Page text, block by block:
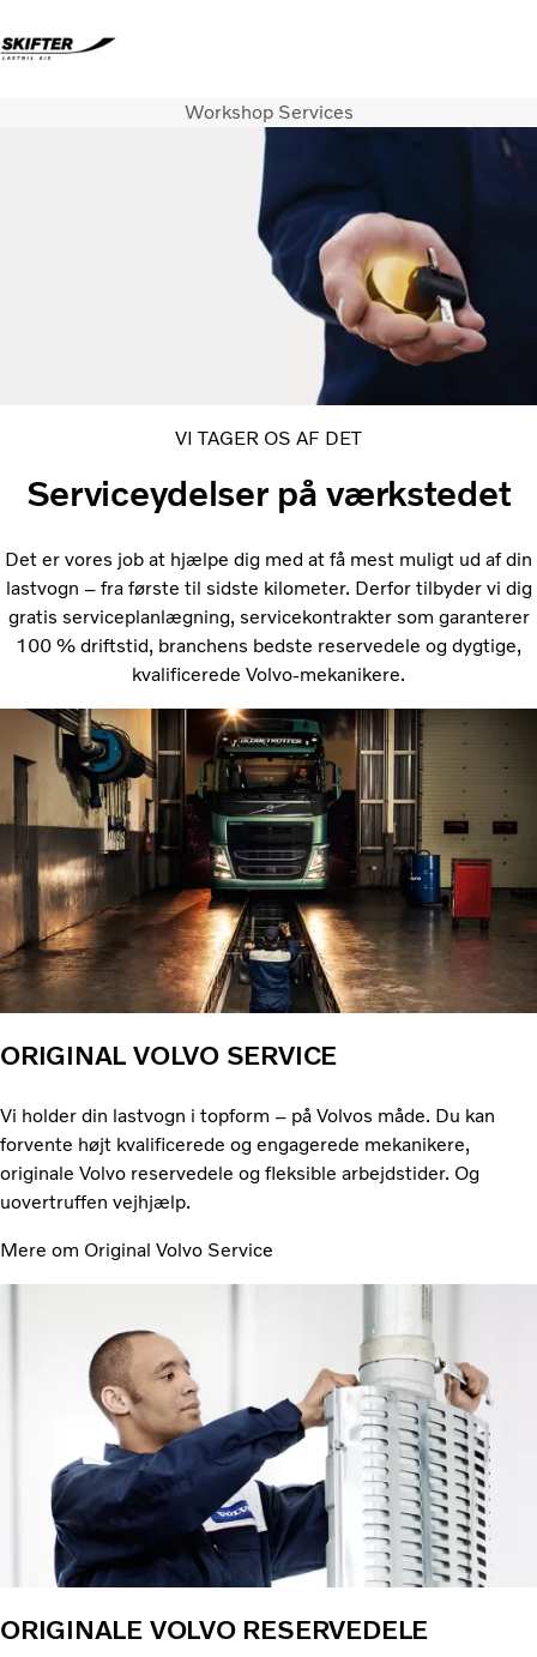
Workshop Services
VI TAGER OS AF DET
Serviceydelser på værkstedet
Det er vores job at hjælpe dig med at få mest muligt ud af din
lastvogn – fra første til sidste kilometer. Derfor tilbyder vi dig
gratis serviceplanlægning, servicekontrakter som garanterer
100 % driftstid, branchens bedste reservedele og dygtige,
kvalificerede Volvo-mekanikere.
ORIGINAL VOLVO SERVICE
Vi holder din lastvogn i topform – på Volvos måde. Du kan
forvente højt kvalificerede og engagerede mekanikere,
originale Volvo reservedele og fleksible arbejdstider. Og
uovertruffen vejhjælp.
Mere om Original Volvo Service
ORIGINALE VOLVO RESERVEDELE